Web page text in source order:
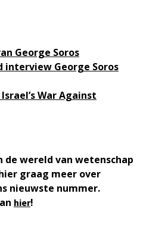
George Soros
interview George Soros
War Against
de wereld van wetenschap
graag meer over
nieuwste nummer.
hier!